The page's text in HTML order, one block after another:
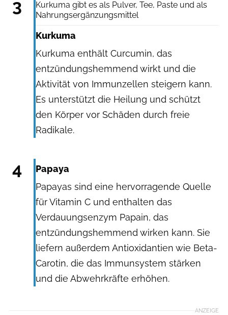
3
Kurkuma gibt es als Pulver, Tee, Paste und als
Nahrungsergänzungsmittel
Kurkuma
Kurkuma enthält Curcumin, das
entzündungshemmend wirkt und die
Aktivität von Immunzellen steigern kann.
Es unterstützt die Heilung und schützt
den Körper vor Schäden durch freie
Radikale.
4
Papaya
Papayas sind eine hervorragende Quelle
für Vitamin C und enthalten das
Verdauungsenzym Papain, das
entzündungshemmend wirken kann. Sie
liefern außerdem Antioxidantien wie Beta-
Carotin, die das Immunsystem stärken
und die Abwehrkräfte erhöhen.
ANZEIGE